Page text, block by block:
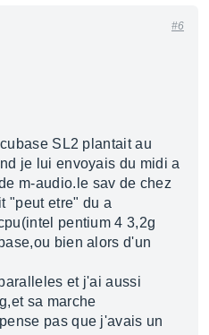
#6
SL2 plantait au
je lui envoyais du midi a
m-audio.le sav de chez
"peut etre" du a
pentium 4 3,2g
bien alors d'un
et j'ai aussi
sa marche
pas que j'avais un